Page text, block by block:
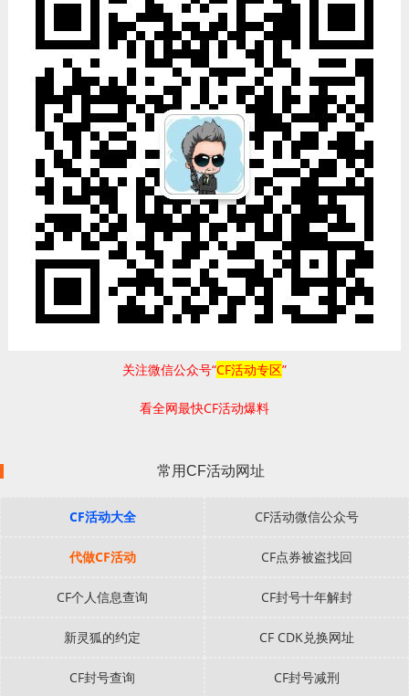
关注微信公众号“CF活动专区”
看全网最快CF活动爆料
常用CF活动网址
CF活动大全 CF活动微信公众号
代做CF活动 CF点券被盗找回
CF个人信息查询 CF封号十年解封
新灵狐的约定 CF CDK兑换网址
CF封号查询 CF封号减刑